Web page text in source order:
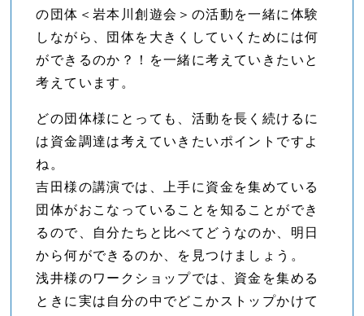
の団体＜岩本川創遊会＞の活動を一緒に体験
しながら、団体を大きくしていくためには何
ができるのか？！を一緒に考えていきたいと
考えています。
どの団体様にとっても、活動を長く続けるに
は資金調達は考えていきたいポイントですよ
ね。
吉田様の講演では、上手に資金を集めている
団体がおこなっていることを知ることができ
るので、自分たちと比べてどうなのか、明日
から何ができるのか、を見つけましょう。
浅井様のワークショップでは、資金を集める
ときに実は自分の中でどこかストップかけて